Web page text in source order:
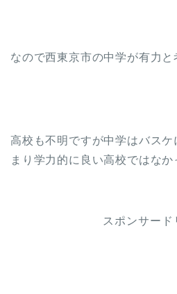
なので西東京市の中学が有力と
高校も不明ですが中学はバス
まり学力的に良い高校ではなか
スポンサード